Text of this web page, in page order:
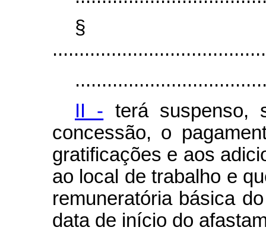
§
II - terá suspenso,
concessão, o
gratificações e aos
ao local de trabalho e
remuneratória básica
data de início do